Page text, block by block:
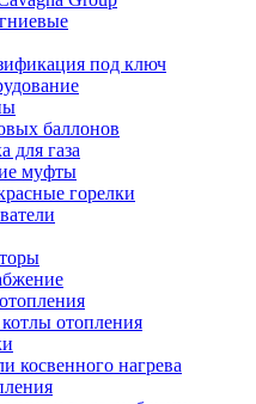
под ключ
баллонов
для газа
муфты
горелки
отопления
косвенного нагрева